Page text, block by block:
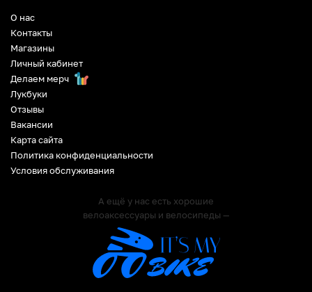
О нас
Контакты
Магазины
Личный кабинет
Делаем мерч
Лукбуки
Отзывы
Вакансии
Карта сайта
Политика конфиденциальности
Условия обслуживания
А ещё у нас есть хорошие
велоаксессуары и велосипеды —